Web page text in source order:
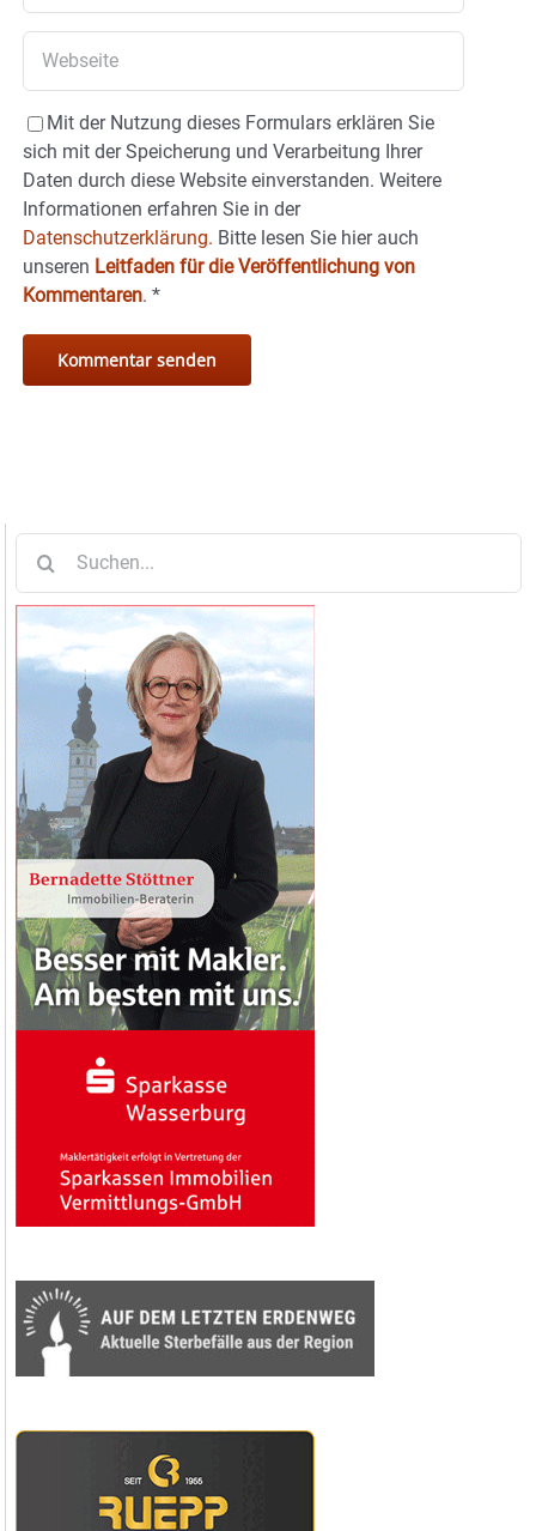
Mit der Nutzung dieses Formulars erklären Sie
sich mit der Speicherung und Verarbeitung Ihrer
Daten durch diese Website einverstanden. Weitere
Informationen erfahren Sie in der
Datenschutzerklärung. Bitte lesen Sie hier auch
unseren Leitfaden für die Veröffentlichung von
Kommentaren. *
nach: